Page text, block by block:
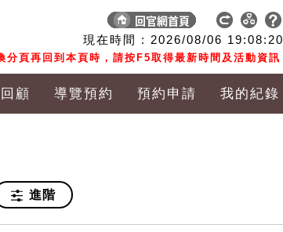
現在時間 : 2026/08/06 19:08:20
分頁再回到本頁時，請按F5取得最新時間及活動資訊
顧 導覽預約 預約申請 我的紀錄
進階